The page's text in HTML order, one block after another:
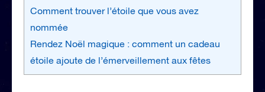
Comment trouver l’étoile que vous avez
nommée
Rendez Noël magique : comment un cadeau
étoile ajoute de l’émerveillement aux fêtes